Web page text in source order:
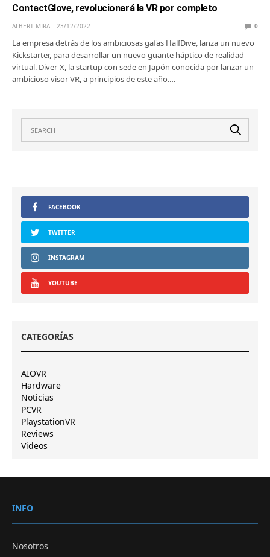
ContactGlove, revolucionará la VR por completo
ALBERT MIRA 23/12/2022 0
La empresa detrás de los ambiciosas gafas HalfDive, lanza un nuevo
Kickstarter, para desarrollar un nuevo guante háptico de realidad
virtual. Diver-X, la startup con sede en Japón conocida por lanzar un
ambicioso visor VR, a principios de este año.…
FACEBOOK
TWITTER
INSTAGRAM
YOUTUBE
CATEGORÍAS
AIOVR
Hardware
Noticias
PCVR
PlaystationVR
Reviews
Videos
INFO
Nosotros